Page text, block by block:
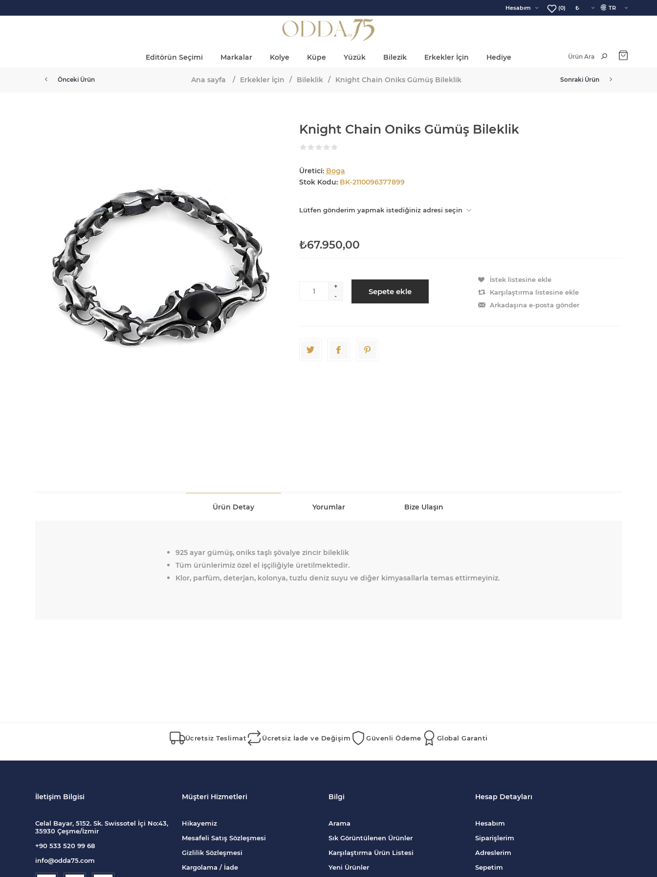
Hesabım (0) 🌐
Editörün Seçimi Markalar Kolye Küpe Yüzük Bilezik Erkekler İçin Hediye
Ana sayfa / Erkekler İçin / Bileklik / Knight Chain Oniks Gümüş Bileklik
Önceki Ürün Sonraki Ürün
Knight Chain Oniks Gümüş Bileklik
Üretici: Boga
Stok Kodu: BK-2110096377899
Lütfen gönderim yapmak istediğiniz adresi seçin
₺67.950,00
+
-
Sepete ekle
İstek listesine ekle
Karşılaştırma listesine ekle
Arkadaşına e-posta gönder
Ürün Detay Yorumlar Bize Ulaşın
925 ayar gümüş, oniks taşlı şövalye zincir bileklik
Tüm ürünlerimiz özel el işçiliğiyle üretilmektedir.
Klor, parfüm, deterjan, kolonya, tuzlu deniz suyu ve diğer kimyasallarla temas ettirmeyiniz.
Ücretsiz Teslimat Ücretsiz İade ve Değişim Güvenli Ödeme Global Garanti
İletişim Bilgisi
Celal Bayar, 5152. Sk. Swissotel İçi No:43,
35930 Çeşme/İzmir
+90 533 520 99 68
info@odda75.com
Müşteri Hizmetleri
Hikayemiz
Mesafeli Satış Sözleşmesi
Gizlilik Sözleşmesi
Kargolama / İade
Bilgi
Arama
Sık Görüntülenen Ürünler
Karşılaştırma Ürün Listesi
Yeni Ürünler
Hesap Detayları
Hesabım
Siparişlerim
Adreslerim
Sepetim